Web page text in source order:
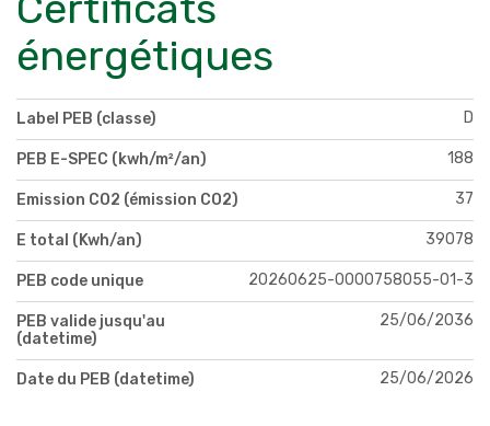
énergétiques
Label PEB (classe) D
PEB E-SPEC (kwh/m²/an) 188
Emission CO2 (émission CO2) 37
E total (Kwh/an) 39078
PEB code unique 20260625-0000758055-01-3
PEB valide jusqu'au
(datetime)
25/06/2036
Date du PEB (datetime) 25/06/2026